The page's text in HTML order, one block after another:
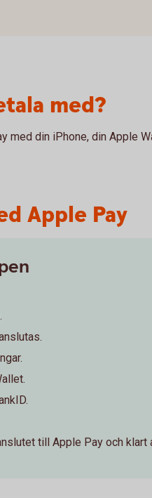
med?
med din iPhone, din Apple
Apple Pay
till Apple Pay och klart